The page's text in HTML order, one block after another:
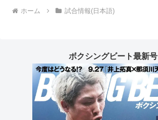
ホーム 試合情報(日本語)
ボクシングビート最新号